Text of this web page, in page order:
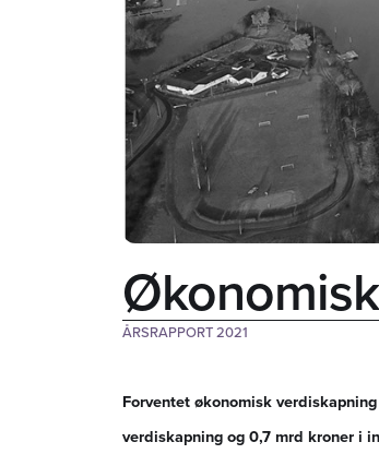
ÅRSRAPPORT 2021
Forventet økonomisk
verdiskapning og 0,7 mrd kroner i